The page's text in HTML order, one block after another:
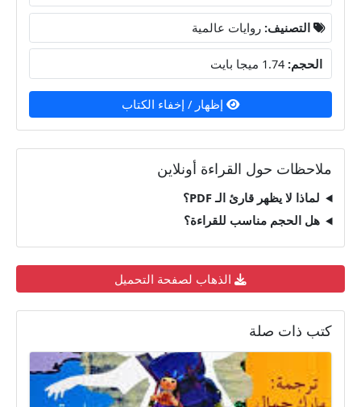
التصنيف: روايات عالمية
الحجم:
إظهار / إخفاء الكتاب
ملاحظات حول القراءة أونلاين
لماذا لا يظهر قارئ الـ PDF؟
هل الحجم مناسب للقراءة؟
الذهاب لصفحة التحميل
كتب ذات صلة